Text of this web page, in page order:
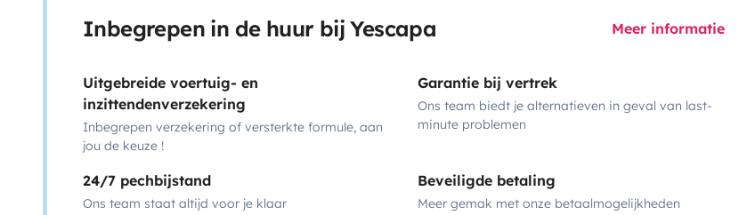
Inbegrepen in de huur bij Yescapa Meer informatie
Uitgebreide voertuig- en
inzittendenverzekering
Inbegrepen verzekering of versterkte formule, aan
jou de keuze !
Garantie bij vertrek
Ons team biedt je alternatieven in geval van last-
minute problemen
24/7 pechbijstand
Ons team staat altijd voor je klaar
Beveiligde betaling
Meer gemak met onze betaalmogelijkheden